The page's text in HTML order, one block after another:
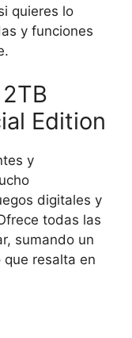
quieres lo
y funciones
Edition
y
digitales y
todas las
sumando un
resalta en